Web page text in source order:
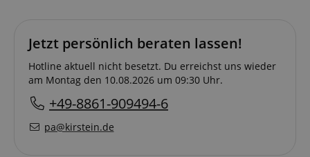
Jetzt persönlich beraten lassen!
Hotline aktuell nicht besetzt. Du erreichst uns wieder
am Montag den 10.08.2026 um 09:30 Uhr.
+49-8861-909494-6
pa@kirstein.de